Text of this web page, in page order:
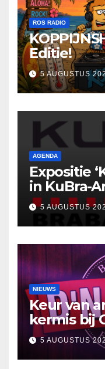
ROS RADIO
Editie!
5 AUGUSTUS
AGENDA
Expositie
in KuBra-
uit tot
reflectie
5 AUGUSTUS
NIEUWS
Keur van
kermis bij
5 AUGUSTUS